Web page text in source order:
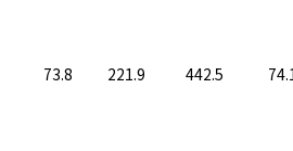
73.8 221.9 442.5